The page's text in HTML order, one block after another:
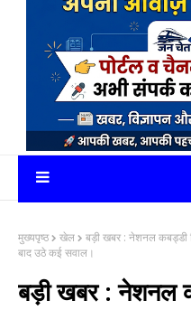
मुख्यपृष्ठ खेल
बड़ी खबर : नेशनल कबड्डी
बाद उठे कई सवाल।
बड़ी खबर : नेशनल